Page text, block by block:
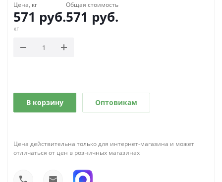
Цена, кг
571 руб.
Общая стоимость
571 руб.
кг
В корзину Оптовикам
Цена действительна только для интернет-магазина и может
отличаться от цен в розничных магазинах